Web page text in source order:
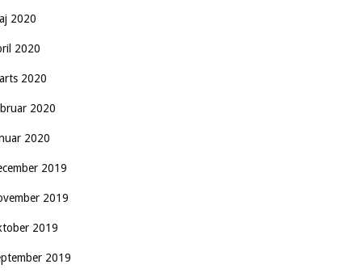
2020
2020
2020
2020
2020
2019
2019
2019
2019